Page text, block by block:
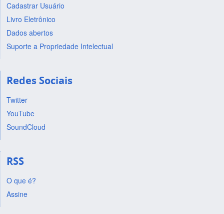
Cadastrar Usuário
Livro Eletrônico
Dados abertos
Suporte a Propriedade Intelectual
Redes Sociais
Twitter
YouTube
SoundCloud
RSS
O que é?
Assine